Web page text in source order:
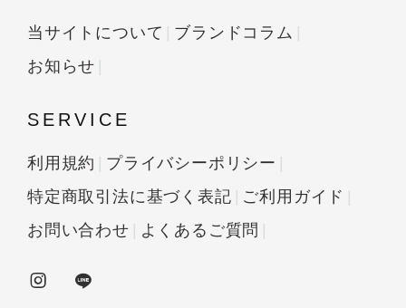
当サイトについて
ブランドコラム
お知らせ
SERVICE
利用規約
プライバシーポリシー
特定商取引法に基づく表記
ご利用ガイド
お問い合わせ
よくあるご質問